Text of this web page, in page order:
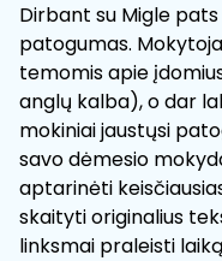
Dirbant su Migle
patogumas.
temomis apie
anglų kalba), o dar
mokiniai jaustųsi
savo dėmesio
aptarinėti
skaityti originalius
linksmai praleisti